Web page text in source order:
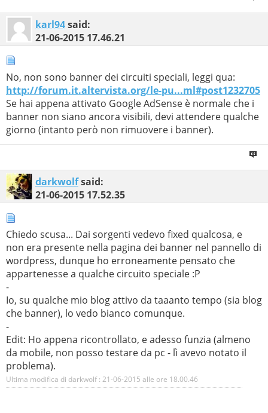
karl94said:
21-06-2015 17.46.21
No, non sono banner dei circuiti speciali, leggi qua:
http://forum.it.altervista.org/le-pu...ml#post1232705
Se hai appena attivato Google AdSense è normale che i
banner non siano ancora visibili, devi attendere qualche
giorno (intanto però non rimuovere i banner).
darkwolfsaid:
21-06-2015 17.52.35
Chiedo scusa... Dai sorgenti vedevo fixed qualcosa, e
non era presente nella pagina dei banner nel pannello di
wordpress, dunque ho erroneamente pensato che
appartenesse a qualche circuito speciale :P
-
Io, su qualche mio blog attivo da taaanto tempo (sia blog
che banner), lo vedo bianco comunque.
-
Edit: Ho appena ricontrollato, e adesso funzia (almeno
da mobile, non posso testare da pc - lì avevo notato il
problema).
Ultima modifica di darkwolf : 21-06-2015 alle ore 18.00.46